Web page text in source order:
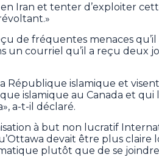
Iran et tenter d’exploiter
de fréquentes menaces
un courriel qu’il a reçu deux
République islamique et
islamique au Canada et
a-t-il déclaré.
à but non lucratif
devait être plus claire
plutôt que de se